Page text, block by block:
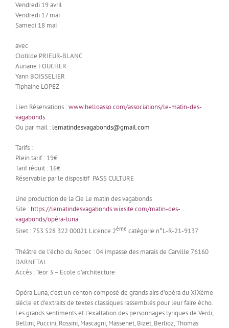
Vendredi 19 avril
Vendredi 17 mai
Samedi 18 mai
avec
Clotilde PRIEUR-BLANC
Auriane FOUCHER
Yann BOISSELIER
Tiphaine LOPEZ
Lien Réservations :www.helloasso.com/associations/le-matin-des-
vagabonds
Ou par mail : lematindesvagabonds@gmail.com
Tarifs :
Plein tarif : 19€
Tarif réduit : 16€
Réservable par le dispositif PASS CULTURE
Une production de la Cie Le matin des vagabonds
Site : https://lematindesvagabonds.wixsite.com/matin-des-
vagabonds/opéra-luna
Siret : 753 528 322 00021 Licence 2ème catégorie n°L-R-21-9137
Théâtre de l’écho du Robec : 04 impasse des marais de Carville 76160
DARNETAL
Accès : Teor 3 – Ecole d’architecture
Opéra Luna, c’est un centon composé de grands airs d’opéra du XIXème
siècle et d’extraits de textes classiques rassemblés pour leur faire écho.
Les grands sentiments et l’exaltation des personnages lyriques de Verdi,
Bellini, Puccini, Rossini, Mascagni, Massenet, Bizet, Berlioz, Thomas